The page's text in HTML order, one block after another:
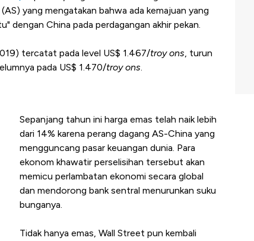
yang mengatakan bahwa ada kemajuan yang
dengan China pada perdagangan akhir pekan.
tercatat pada level US$ 1.467/troy ons, turun
pada US$ 1.470/troy ons.
Sepanjang tahun ini harga emas telah naik lebih
dari 14% karena perang dagang AS-China yang
mengguncang pasar keuangan dunia. Para
ekonom khawatir perselisihan tersebut akan
memicu perlambatan ekonomi secara global
dan mendorong bank sentral menurunkan suku
bunganya.
Tidak hanya emas, Wall Street pun kembali